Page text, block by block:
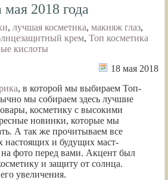
2018 года
, лучшая косметика, макияж глаз,
крем, Топ косметика
кислоты
18 мая 2018
, в которой мы выбираем Топ-
мы собираем здесь лучшие
косметику с высокими
новинки, которые мы
А так же прочитываем все
настоящих и будущих маст-
фото перед вами. Акцент был
и защиту от солнца.
увеличения.